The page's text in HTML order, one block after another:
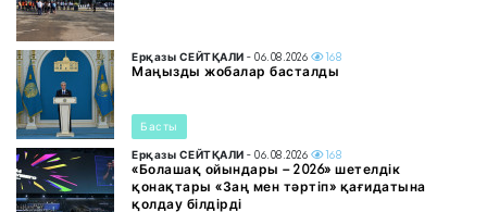
Ерқазы СЕЙТҚАЛИ - 06.08.2026 168
Маңызды жобалар басталды
Басты
Ерқазы СЕЙТҚАЛИ - 06.08.2026 168
«Болашақ ойындары – 2026» шетелдік
қонақтары «Заң мен тәртіп» қағидатына
қолдау білдірді